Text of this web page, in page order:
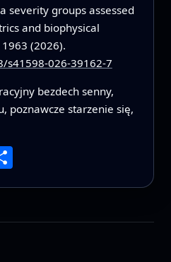
severity groups assessed
and biophysical
(2026).
s41598-026-39162-7
bezdech senny,
poznawcze starzenie się,
Podziel
się